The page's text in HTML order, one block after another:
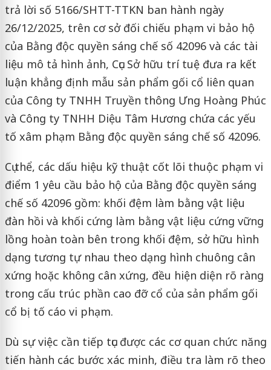
trả lời số 5166/SHTT-TTKN ban hành ngày
26/12/2025, trên cơ sở đối chiếu phạm vi bảo hộ
của Bằng độc quyền sáng chế số 42096 và các tài
liệu mô tả hình ảnh, Cục Sở hữu trí tuệ đưa ra kết
luận khẳng định mẫu sản phẩm gối cổ liên quan
của Công ty TNHH Truyền thông Ưng Hoàng Phúc
và Công ty TNHH Diệu Tâm Hương chứa các yếu
tố xâm phạm Bằng độc quyền sáng chế số 42096.
Cụ thể, các dấu hiệu kỹ thuật cốt lõi thuộc phạm vi
điểm 1 yêu cầu bảo hộ của Bằng độc quyền sáng
chế số 42096 gồm: khối đệm làm bằng vật liệu
đàn hồi và khối cứng làm bằng vật liệu cứng vững
lồng hoàn toàn bên trong khối đệm, sở hữu hình
dạng tương tự nhau theo dạng hình chuông cân
xứng hoặc không cân xứng, đều hiện diện rõ ràng
trong cấu trúc phần cao đỡ cổ của sản phẩm gối
cổ bị tố cáo vi phạm.
Dù sự việc cần tiếp tục được các cơ quan chức năng
tiến hành các bước xác minh, điều tra làm rõ theo